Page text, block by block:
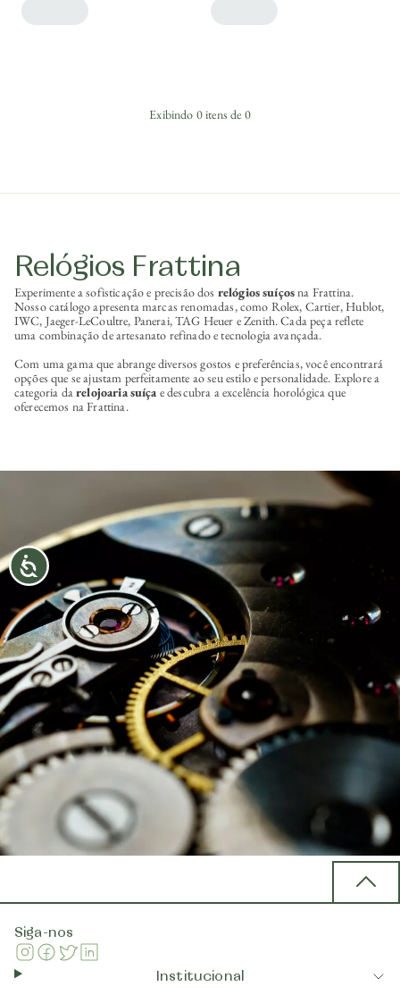
Exibindo 0itens de 0
Relógios Frattina
Experimente a sofisticação e precisão dos relógios suíçosna Frattina.
Nosso catálogo apresenta marcas renomadas, como Rolex, Cartier, Hublot,
IWC, Jaeger-LeCoultre, Panerai, TAG Heuer e Zenith. Cada peça reflete
uma combinação de artesanato refinado e tecnologia avançada.
Com uma gama que abrange diversos gostos e preferências, você encontrará
opções que se ajustam perfeitamente ao seu estilo e personalidade. Explore a
categoria darelojoaria suíçae descubra a excelência horológica que
oferecemos na Frattina.
Siga-nos
Instagram
Facebook
Twitter
Institucional